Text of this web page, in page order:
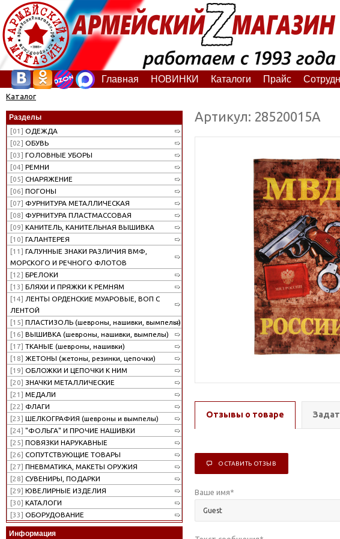
Главная НОВИНКИ Каталоги Прайс
Каталог
Разделы
[01] ОДЕЖДА
[02] ОБУВЬ
[03] ГОЛОВНЫЕ УБОРЫ
[04] РЕМНИ
[05] СНАРЯЖЕНИЕ
[06] ПОГОНЫ
[07] ФУРНИТУРА МЕТАЛЛИЧЕСКАЯ
[08] ФУРНИТУРА ПЛАСТМАССОВАЯ
[09] КАНИТЕЛЬ, КАНИТЕЛЬНАЯ ВЫШИВКА
[10] ГАЛАНТЕРЕЯ
[11] ГАЛУННЫЕ ЗНАКИ РАЗЛИЧИЯ ВМФ,
МОРСКОГО И РЕЧНОГО ФЛОТОВ
[12] БРЕЛОКИ
[13] БЛЯХИ И ПРЯЖКИ К РЕМНЯМ
[14] ЛЕНТЫ ОРДЕНСКИЕ МУАРОВЫЕ, ВОП С
ЛЕНТОЙ
[15] ПЛАСТИЗОЛЬ (шевроны, нашивки, вымпелы)
[16] ВЫШИВКА (шевроны, нашивки, вымпелы)
[17] ТКАНЫЕ (шевроны, нашивки)
[18] ЖЕТОНЫ (жетоны, резинки, цепочки)
[19] ОБЛОЖКИ И ЦЕПОЧКИ К НИМ
[20] ЗНАЧКИ МЕТАЛЛИЧЕСКИЕ
[21] МЕДАЛИ
[22] ФЛАГИ
[23] ШЕЛКОГРАФИЯ (шевроны и вымпелы)
[24] "ФОЛЬГА" И ПРОЧИЕ НАШИВКИ
[25] ПОВЯЗКИ НАРУКАВНЫЕ
[26] СОПУТСТВУЮЩИЕ ТОВАРЫ
[27] ПНЕВМАТИКА, МАКЕТЫ ОРУЖИЯ
[28] СУВЕНИРЫ, ПОДАРКИ
[29] ЮВЕЛИРНЫЕ ИЗДЕЛИЯ
[30] КАТАЛОГИ
[33] ОБОРУДОВАНИЕ
Информация
Артикул: 28520015А
Отзывы о товаре
ОСТАВИТЬ ОТЗЫВ
Ваше имя*